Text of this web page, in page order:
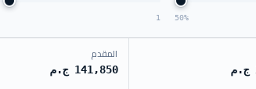
50%
1
المقدم
141,850 ج.م